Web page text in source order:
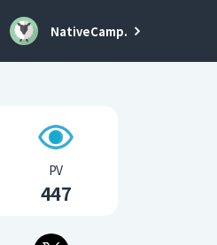
NativeCamp.
PV
447